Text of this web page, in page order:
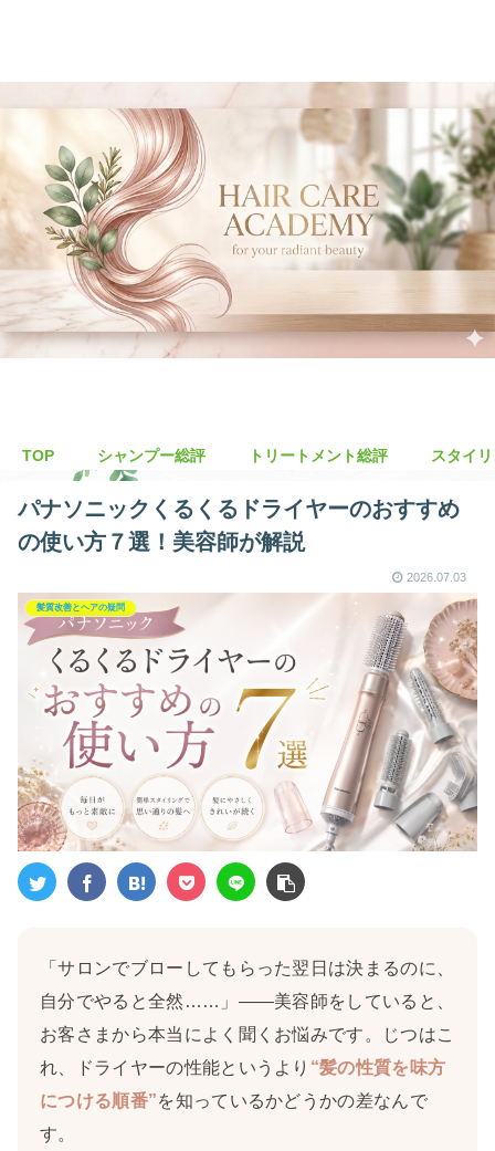
TOP シャンプー総評 トリートメント総評 スタイ
パナソニックくるくるドライヤーのおすすめ
の使い方７選！美容師が解説
2026.07.03
髪質改善とヘアの疑問
「サロンでブローしてもらった翌日は決まるのに、
自分でやると全然……」——美容師をしていると、
お客さまから本当によく聞くお悩みです。じつはこ
れ、ドライヤーの性能というより “髪の性質を味方
につける順番”を知っているかどうかの差なんで
す。